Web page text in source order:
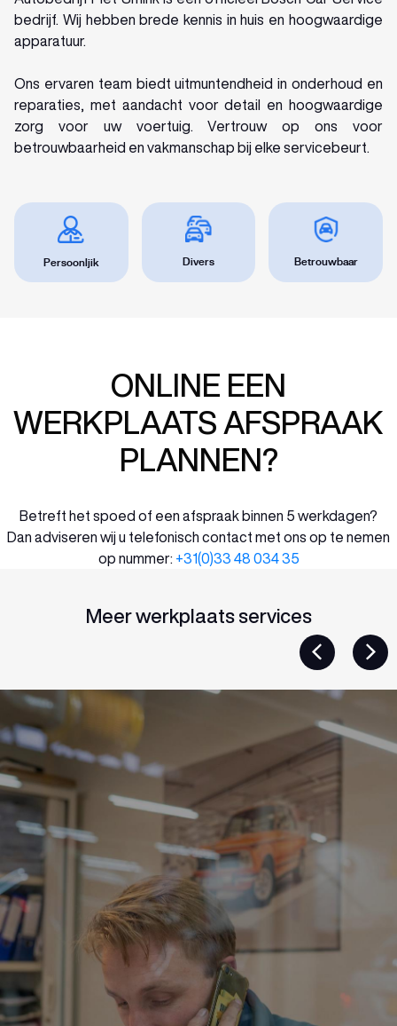
bedrijf. Wij hebben brede kennis in huis en hoogwaardige
apparatuur.
Ons ervaren team biedt uitmuntendheid in onderhoud en
reparaties, met aandacht voor detail en hoogwaardige
zorg voor uw voertuig. Vertrouw op ons voor
betrouwbaarheid en vakmanschap bij elke servicebeurt.
Persoonljik Divers Betrouwbaar
ONLINE EEN
WERKPLAATS AFSPRAAK
PLANNEN?
Betreft het spoed of een afspraak binnen 5 werkdagen?
Dan adviseren wij u telefonisch contact met ons op te nemen
op nummer: +31(0)33 48 034 35
Meer werkplaats services